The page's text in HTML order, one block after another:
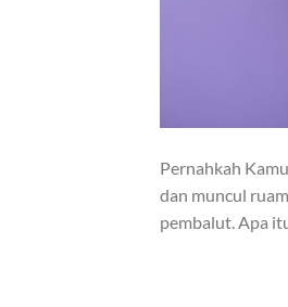
Pernahkah
dan muncul
pembalut. Apa